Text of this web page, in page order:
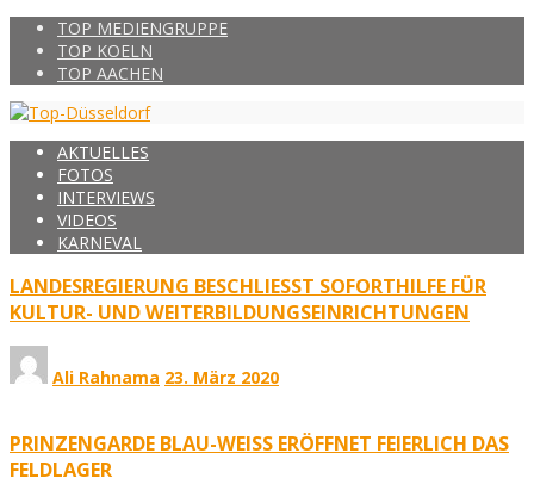
TOP MEDIENGRUPPE
TOP KOELN
TOP AACHEN
AKTUELLES
FOTOS
INTERVIEWS
VIDEOS
KARNEVAL
LANDESREGIERUNG BESCHLIESST SOFORTHILFE FÜR K
ULTUR- UND WEITERBILDUNGSEINRICHTUNGEN
Ali Rahnama 23. März 2020
PRINZENGARDE BLAU-WEISS ERÖFFNET FEIERLICH DAS
FELDLAGER